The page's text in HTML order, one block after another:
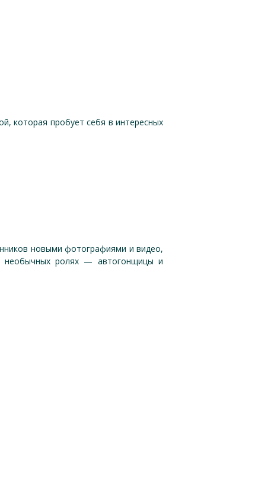
которая пробует себя в интересных
новыми фотографиями и видео,
необычных ролях — автогонщицы и